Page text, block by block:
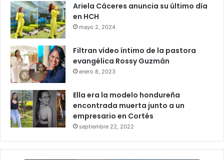
Ariela Cáceres anuncia su último día
en HCH
mayo 2, 2024
Filtran vídeo íntimo de la pastora
evangélica Rossy Guzmán
enero 8, 2023
Ella era la modelo hondureña
encontrada muerta junto a un
empresario en Cortés
septiembre 22, 2022